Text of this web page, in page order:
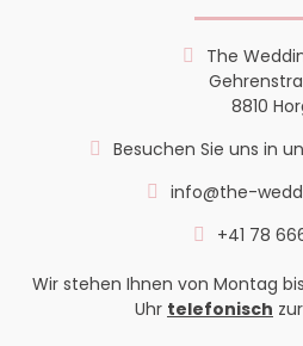
The
8810
Besuchen Sie uns in
info@the-
+41 78
Wir stehen Ihnen von Montag
Uhr telefonisch